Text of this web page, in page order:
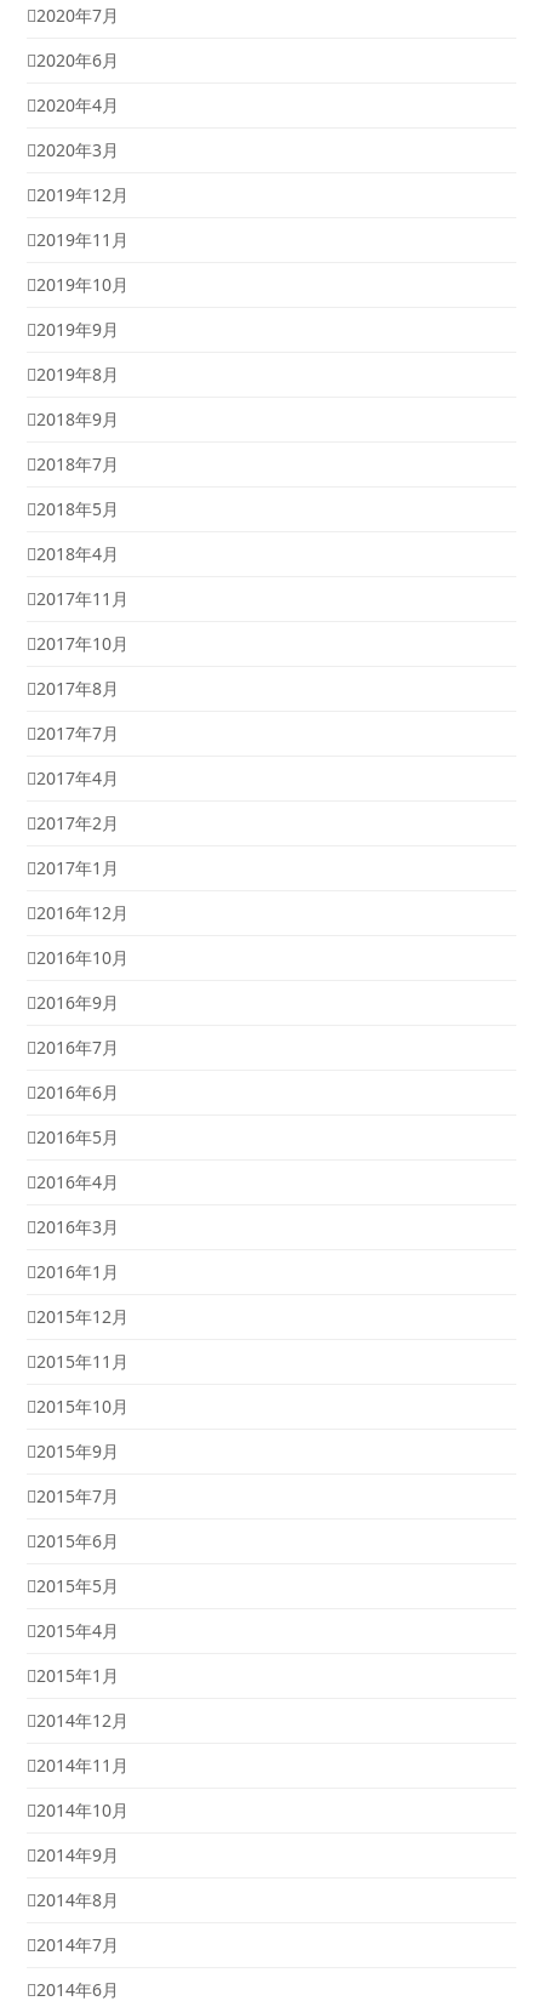
2020年7月
2020年6月
2020年4月
2020年3月
2019年12月
2019年11月
2019年10月
2019年9月
2019年8月
2018年9月
2018年7月
2018年5月
2018年4月
2017年11月
2017年10月
2017年8月
2017年7月
2017年4月
2017年2月
2017年1月
2016年12月
2016年10月
2016年9月
2016年7月
2016年6月
2016年5月
2016年4月
2016年3月
2016年1月
2015年12月
2015年11月
2015年10月
2015年9月
2015年7月
2015年6月
2015年5月
2015年4月
2015年1月
2014年12月
2014年11月
2014年10月
2014年9月
2014年8月
2014年7月
2014年6月